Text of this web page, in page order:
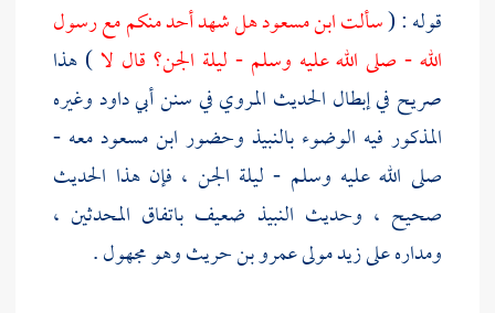
قوله : (سألتابن مسعودهل شهد أحد منكم مع رسول
الله - صلى الله عليه وسلم - ليلة الجن؟ قال لا) هذا
صريح في إبطال الحديث المروي في سننأبي داودوغيره
المذكور فيه الوضوء بالنبيذ وحضور ابن مسعودمعه -
صلى الله عليه وسلم - ليلة الجن ، فإن هذا الحديث
صحيح ، وحديث النبيذ ضعيف باتفاق المحدثين ،
ومداره علىزيد مولى عمرو بن حريثوهو مجهول .